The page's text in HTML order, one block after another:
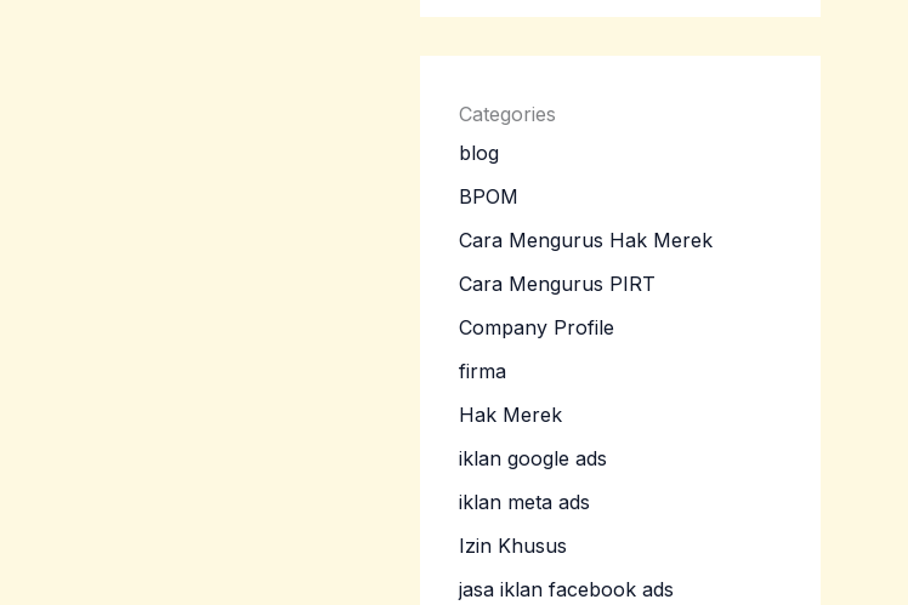
Categories
blog
BPOM
Cara Mengurus Hak Merek
Cara Mengurus PIRT
Company Profile
firma
Hak Merek
iklan google ads
iklan meta ads
Izin Khusus
jasa iklan facebook ads